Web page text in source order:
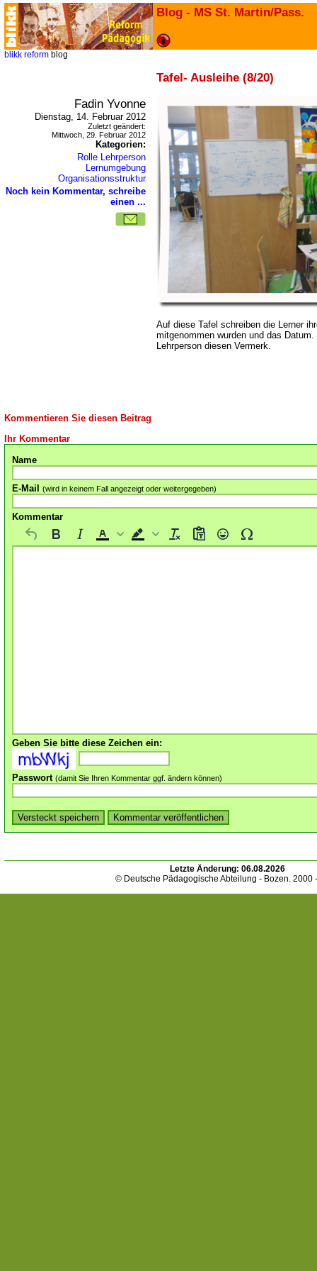
Blog - MS St. Martin/Pass.
blikk reform blog
Tafel- Ausleihe (8/20)
Fadin Yvonne
Dienstag, 14. Februar 2012
Zuletzt geändert:
Mittwoch, 29. Februar 2012
Kategorien:
Rolle Lehrperson
Lernumgebung
Organisationsstruktur
Noch kein Kommentar, schreibe
einen ...
Auf diese Tafel schreiben die Lerner
mitgenommen wurden und das
Lehrperson diesen Vermerk.
Kommentieren Sie diesen Beitrag
Ihr Kommentar
Name
E-Mail (wird in keinem Fall angezeigt oder weitergegeben)
Kommentar
Geben Sie bitte diese Zeichen ein:
Passwort (damit Sie Ihren Kommentar ggf. ändern können)
Letzte Änderung: 06.08.2026
© Deutsche Pädagogische Abteilung - Bozen. 2000